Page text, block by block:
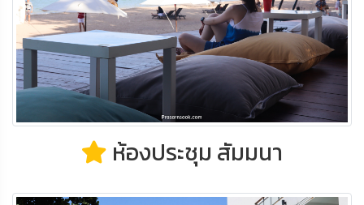
ห้องประชุม สัมมนา